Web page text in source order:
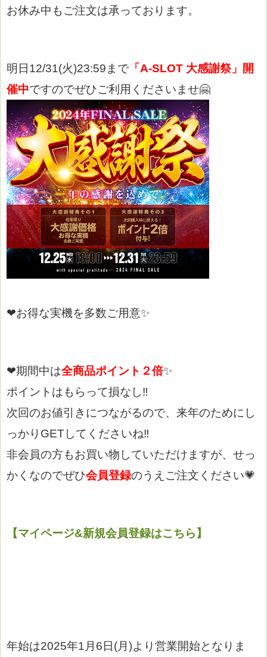
お休み中もご注文は承っております。
明日12/31(火)23:59まで 「A-SLOT 大感謝祭」
開
催中ですのでぜひご利用くださいませ🤗
❤お得な実機を多数ご用意✨
❤期間中は全商品ポイント２倍✨
ポイントはもらって損なし‼
次回のお値引きにつながるので、来年のためにし
っかりGETしてくださいね‼
非会員の方もお買い物していただけますが、せっ
かくなのでぜひ会員登録のうえご注文ください💗
【マイページ&新規会員登録はこちら】
年始は2025年1月6日(月)より営業開始となりま